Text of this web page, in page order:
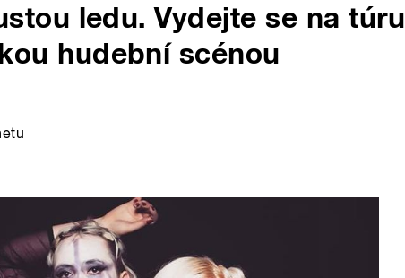
ledu. Vydejte se na túru
hudební scénou